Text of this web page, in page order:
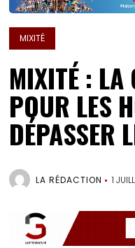
MIXITÉ
MIXITÉ : LA
POUR LES
DÉPASSER
LA RÉDACTION 1